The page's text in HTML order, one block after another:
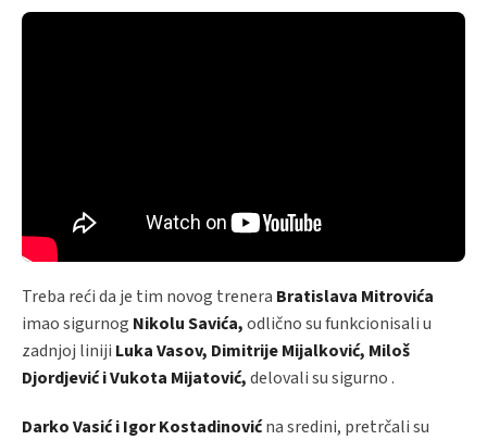
Treba reći da je tim novog trenera Bratislava Mitrovića
imaosigurnog Nikolu Savića,odlično su funkcionisali u
zadnjoj liniji Luka Vasov, Dimitrije Mijalković, Miloš
Djordjević i Vukota Mijatović,delovali su sigurno .
Darko Vasić i Igor Kostadinovićna sredini, pretrčali su